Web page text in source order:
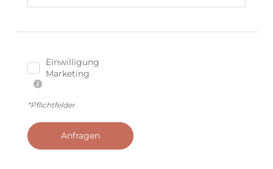
Einwilligung
Marketing
*Pflichtfelder
Anfragen